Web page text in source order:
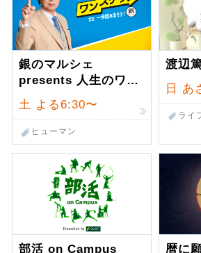
銀のマルシェ
presents 人生のワ…
土 よる6:30〜
ヒューマン
渡辺
日 あ
ライ
部活 on Campus 暦に